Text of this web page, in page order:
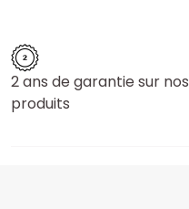
2 ans de garantie sur nos
produits